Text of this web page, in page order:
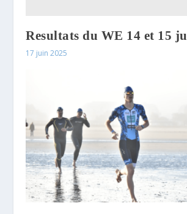
Resultats du WE 14 et 15
17 juin 2025